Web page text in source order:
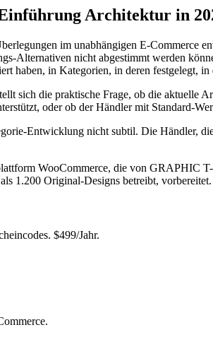
Architektur in
im unabhängigen E-Commerce
Alternativen nicht abgestimmt werden
haben, in Kategorien, in deren festgelegt,
sich die praktische Frage, ob die aktuelle
oder ob der Händler mit Standard-
Entwicklung nicht subtil. Die Händler,
WooCommerce, die von GRAPHIC
1.200 Original-Designs betreibt, vorbereitet.
$499/Jahr.